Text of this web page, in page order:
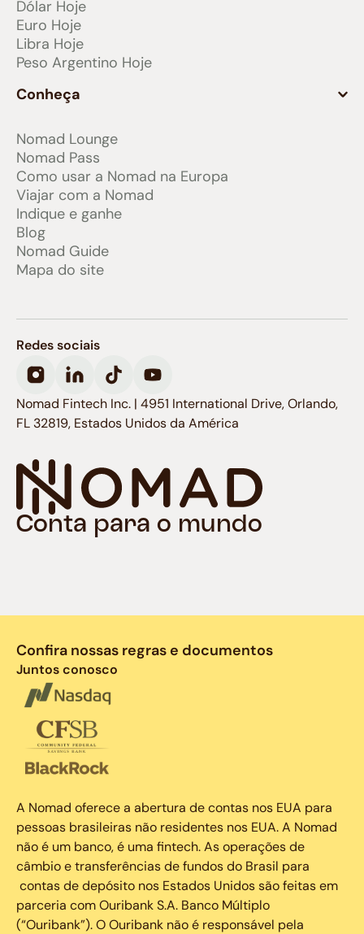
Dólar Hoje
Euro Hoje
Libra Hoje
Peso Argentino Hoje
Conheça
Nomad Lounge
Nomad Pass
Como usar a Nomad na Europa
Viajar com a Nomad
Indique e ganhe
Blog
Nomad Guide
Mapa do site
Conta para o mundo
Redes sociais
Nomad Fintech Inc. | 4951 International Drive, Orlando,
FL 32819, Estados Unidos da América
Confira nossas regras e documentos
Juntos conosco
A Nomad oferece a abertura de contas nos EUA para
pessoas brasileiras não residentes nos EUA. A Nomad
não é um banco, é uma fintech. As operações de
câmbio e transferências de fundos do Brasil para
contas de depósito nos Estados Unidos são feitas em
parceria com Ouribank S.A. Banco Múltiplo
(“Ouribank”). O Ouribank não é responsável pela